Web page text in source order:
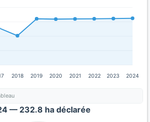
2018 2019 2020 2021 2022 2023 2024
— 232.8 ha déclarée